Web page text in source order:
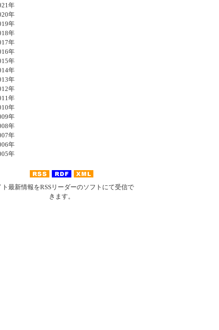
年
年
年
年
年
年
年
年
年
年
年
年
年
年
年
年
年
ト最新情報をRSSリーダーのソフトにて受信で
きます。